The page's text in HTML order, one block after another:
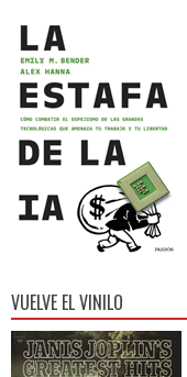
VUELVE EL VINILO